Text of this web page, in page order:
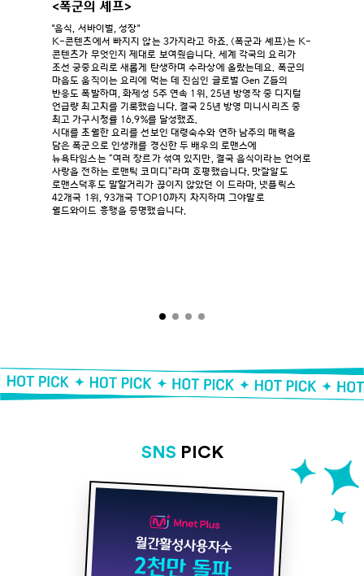
<폭군의 셰프>
"음식, 서바이벌, 성장"
K-콘텐츠에서 빠지지 않는 3가지라고 하죠. <폭군과 셰프>는 K-
콘텐츠가 무엇인지 제대로 보여줬습니다. 세계 각국의 요리가
조선 궁중요리로 새롭게 탄생하며 수라상에 올랐는데요. 폭군의
마음도 움직이는 요리에 먹는 데 진심인 글로벌 Gen Z들의
반응도 폭발하며, 화제성 5주 연속 1위, 25년 방영작 중 디지털
언급량 최고치를 기록했습니다. 결국 25년 방영 미니시리즈 중
최고 가구시청률 16.9%를 달성했죠.
시대를 초월한 요리를 선보인 대령숙수와 연하 남주의 매력을
담은 폭군으로 인생캐를 경신한 두 배우의 로맨스에
뉴욕타임스는 “여러 장르가 섞여 있지만, 결국 음식이라는 언어로
사랑을 전하는 로맨틱 코미디”라며 호평했습니다. 맛잘알도
로맨스덕후도 말할거리가 끊이지 않았던 이 드라마, 넷플릭스
42개국 1위, 93개국 TOP10까지 차지하며 그야말로
월드와이드 흥행을 증명했습니다.
SNS PICK